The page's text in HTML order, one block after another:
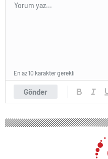
Gönder
En az 10 karakter gerekli